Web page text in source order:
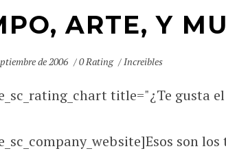
ARTE, Y
de 2006 0 Rating Increibles
title="¿Te gusta
son